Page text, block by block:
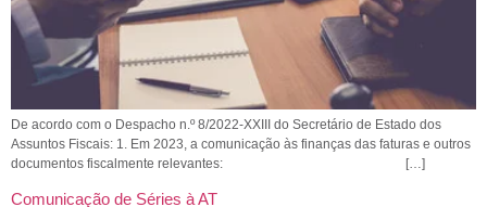
De acordo com o Despacho n.º 8/2022-XXIII do Secretário de Estado dos
Assuntos Fiscais: 1. Em 2023, a comunicação às finanças das faturas e outros
documentos fiscalmente relevantes: […]
Comunicação de Séries à AT